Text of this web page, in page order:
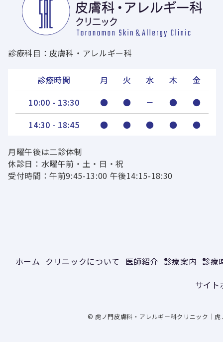
診療科目：皮膚科・アレルギー科
診療時間 月 火 水 木
金
10:00 - 13:30
● ● － ●
●
14:30 - 18:45
● ● ● ● ●
月曜午後は二診体制
休診日：水曜午前・土・日・祝
受付時間：午前9:45-13:00 午後14:15-18:30
ホーム クリニックについて 医師紹介 診療案内 診療
サイト
© 虎ノ門皮膚科・アレルギー科クリニック｜